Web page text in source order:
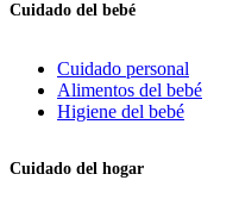
Cuidado del bebé
Cuidado personal
Alimentos del bebé
Higiene del bebé
Cuidado del hogar